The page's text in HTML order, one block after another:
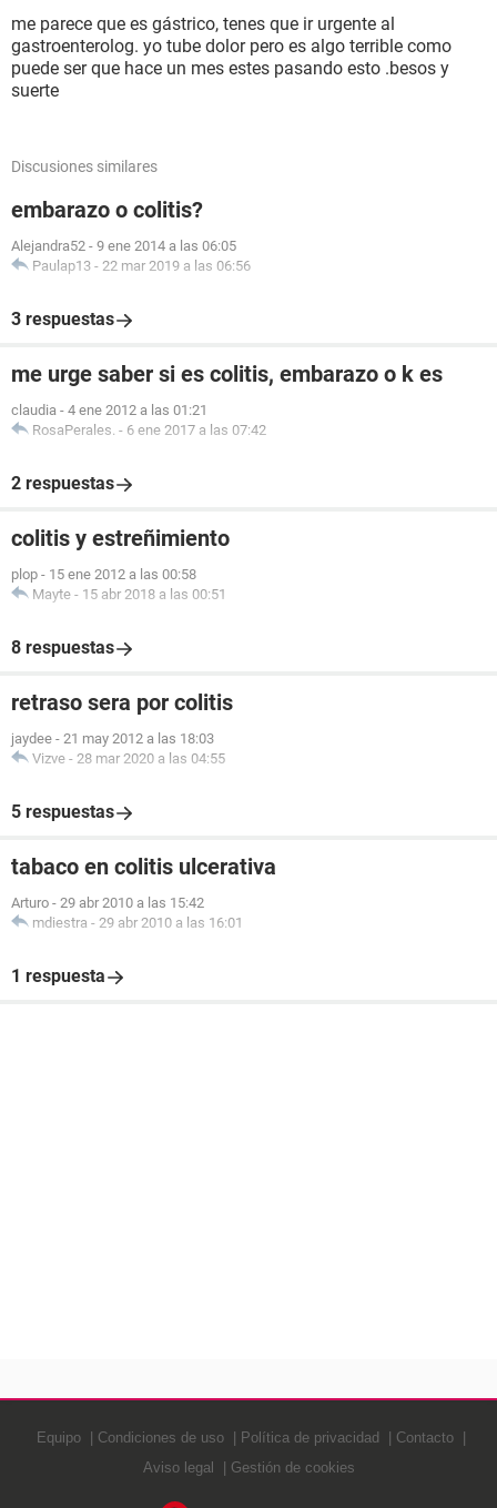
me parece que es gástrico, tenes que ir urgente al
gastroenterolog. yo tube dolor pero es algo terrible como
puede ser que hace un mes estes pasando esto .besos y
suerte
Discusiones similares
embarazo o colitis?
Alejandra52 - 9 ene 2014 a las 06:05
Paulap13 - 22 mar 2019 a las 06:56
3 respuestas
me urge saber si es colitis, embarazo o k es
claudia - 4 ene 2012 a las 01:21
RosaPerales. - 6 ene 2017 a las 07:42
2 respuestas
colitis y estreñimiento
plop - 15 ene 2012 a las 00:58
Mayte - 15 abr 2018 a las 00:51
8 respuestas
retraso sera por colitis
jaydee - 21 may 2012 a las 18:03
Vizve - 28 mar 2020 a las 04:55
5 respuestas
tabaco en colitis ulcerativa
Arturo - 29 abr 2010 a las 15:42
mdiestra - 29 abr 2010 a las 16:01
1 respuesta
Equipo Condiciones de uso Política de privacidad
Contacto
Aviso legal
Gestión de cookies